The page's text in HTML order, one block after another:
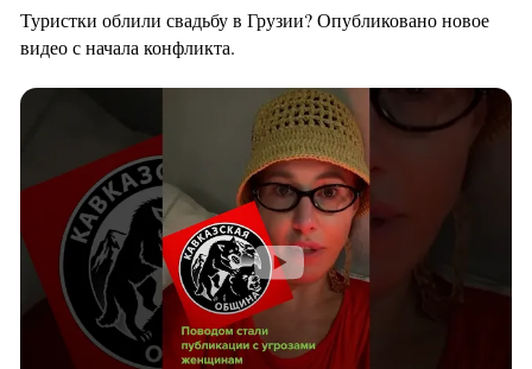
Туристки облили свадьбу в Грузии? Опубликовано новое
видео с начала конфликта.